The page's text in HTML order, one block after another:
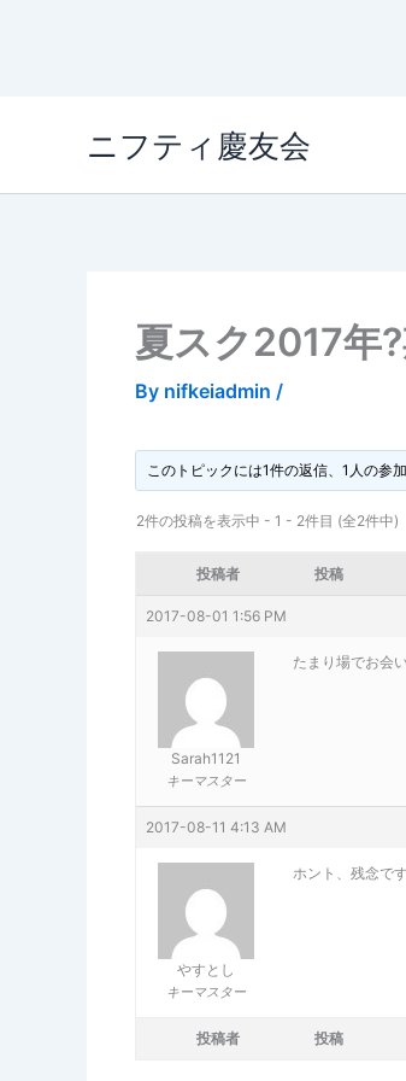
ニフティ慶友会
夏スク2017年
By nifkeiadmin /
このトピックには1件の返信、1人の参
2件の投稿を表示中 - 1 - 2件目 (全2件中)
投稿者 投稿
2017-08-01 1:56 PM
Sarah1121
キーマスター
たまり場でお会
2017-08-11 4:13 AM
やすとし
キーマスター
ホント、残念で
投稿者 投稿